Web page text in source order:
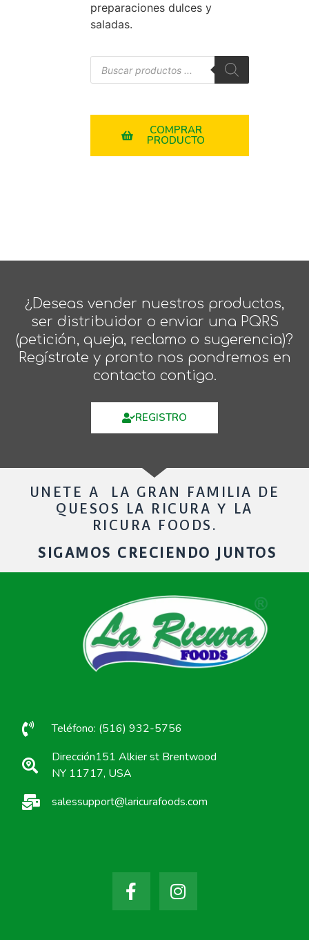
preparaciones dulces y
saladas.
COMPRAR
PRODUCTO
¿Deseas vender nuestros productos,
ser distribuidor o enviar una PQRS
(petición, queja, reclamo o sugerencia)?
Regístrate y pronto nos pondremos en
contacto contigo.
REGISTRO
UNETE A LA GRAN FAMILIA DE
QUESOS LA RICURA Y LA
RICURA FOODS.
SIGAMOS CRECIENDO JUNTOS
Teléfono: (516) 932-5756
Dirección151 Alkier st Brentwood
NY 11717, USA
salessupport@laricurafoods.com